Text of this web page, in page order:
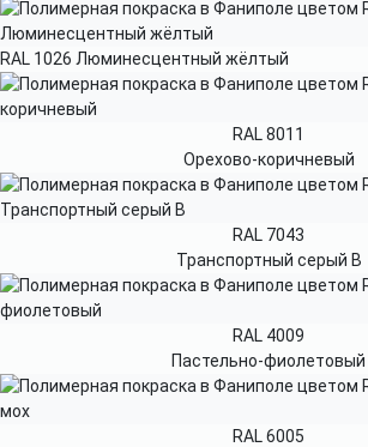
RAL 1026 Люминесцентный жёлтый
RAL 8011
Орехово-коричневый
RAL 7043
Транспортный серый B
RAL 4009
Пастельно-фиолетовый
RAL 6005